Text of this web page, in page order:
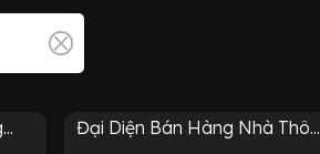
Đại Diện Bán Hàng Nhà Thô...